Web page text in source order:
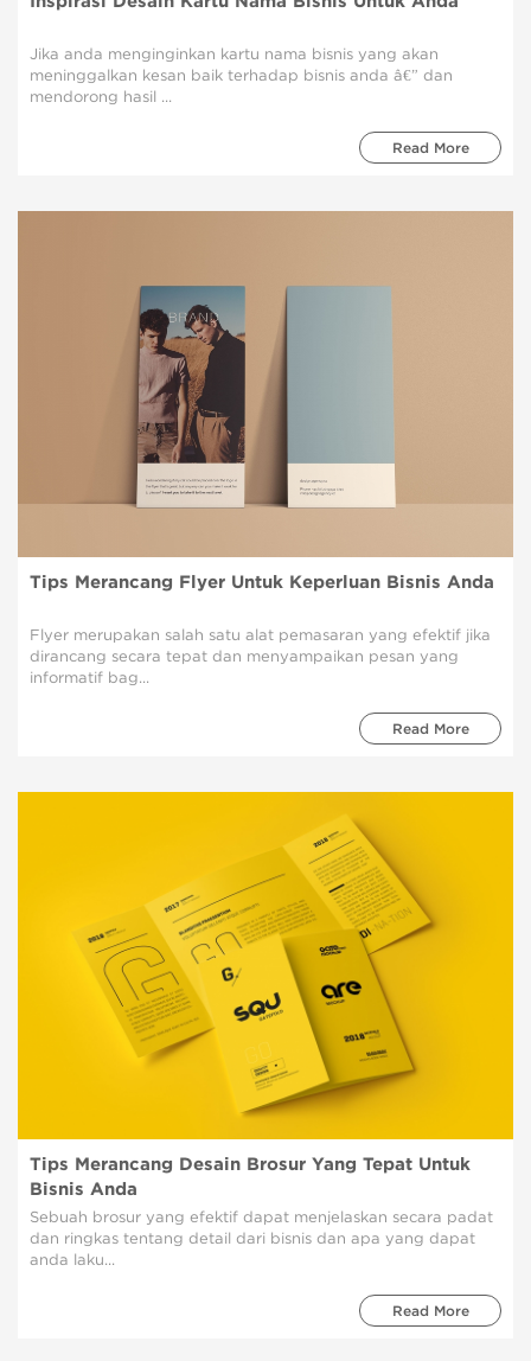
Jika anda menginginkan kartu nama bisnis yang akan
meninggalkan kesan baik terhadap bisnis anda â€” dan
mendorong hasil ...
Read More
Tips Merancang Flyer Untuk Keperluan Bisnis Anda
Flyer merupakan salah satu alat pemasaran yang efektif jika
dirancang secara tepat dan menyampaikan pesan yang
informatif bag...
Read More
Tips Merancang Desain Brosur Yang Tepat Untuk
Bisnis Anda
Sebuah brosur yang efektif dapat menjelaskan secara padat
dan ringkas tentang detail dari bisnis dan apa yang dapat
anda laku...
Read More